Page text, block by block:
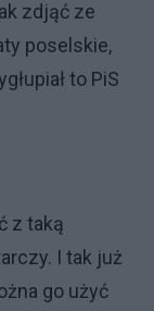
zdjąć ze
poselskie,
to PiS
z taką
I tak już
go użyć